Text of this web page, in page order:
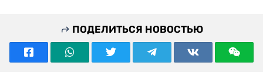
ПОДЕЛИТЬСЯ НОВОСТЬЮ